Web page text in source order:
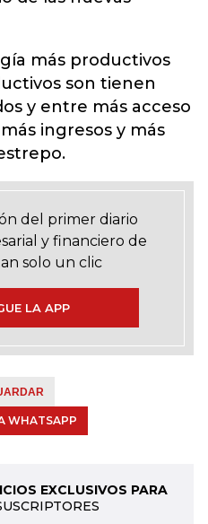
más productivos
son tienen
y entre más acceso
ingresos y más
del primer diario
y financiero de
solo un clic
LA APP
WHATSAPP
EXCLUSIVOS PARA